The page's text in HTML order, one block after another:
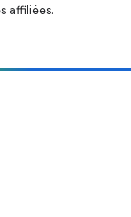
affiliées.